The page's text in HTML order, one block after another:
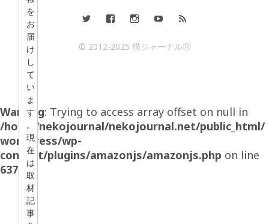
を
お
届
け
し
て
い
ま
す
。
現
在
は
取
材
記
事
© 2012-2025 猫ジャーナルⓇ
Warning: Trying to access array offset on null in
/home/nekojournal/nekojournal.net/public_html/
wordpress/wp-
content/plugins/amazonjs/amazonjs.php on line
637